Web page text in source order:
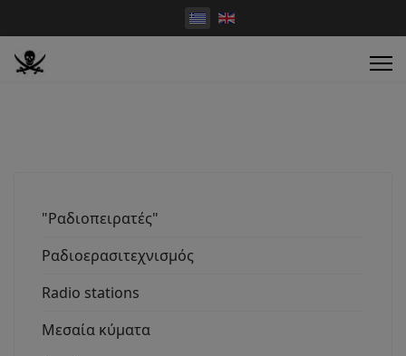
"Ραδιοπειρατές"
Ραδιοερασιτεχνισμός
Radio stations
Μεσαία κύματα